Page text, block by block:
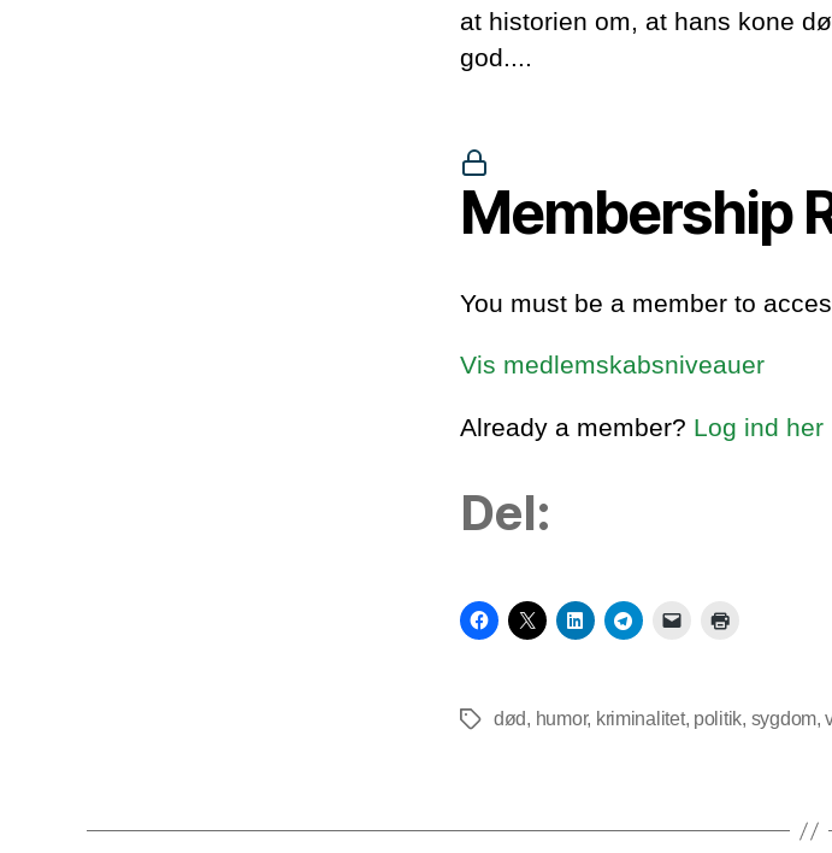
at historien om, at hans kone
god....
Membership
You must be a member to
Vis medlemskabsniveauer
Already a member? Log ind her
Del:
Tagsdød, humor, kriminalitet, politik, sygdom,